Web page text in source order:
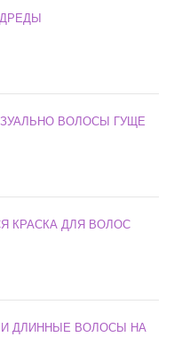
ВОЛОСЫ ГУЩЕ
КРАСКА ДЛЯ ВОЛОС
ДЛИННЫЕ ВОЛОСЫ НА